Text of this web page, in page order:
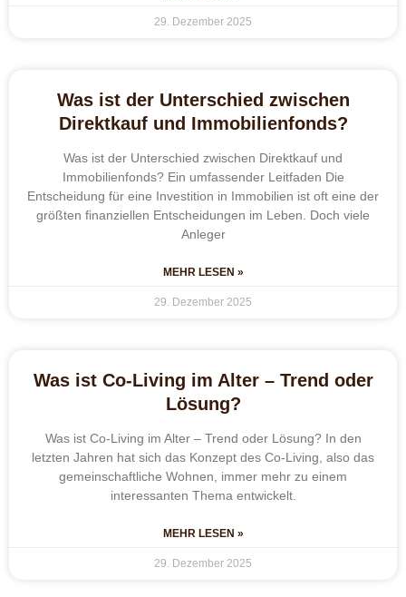
29. Dezember 2025
Was ist der Unterschied zwischen
Direktkauf und Immobilienfonds?
Was ist der Unterschied zwischen Direktkauf und
Immobilienfonds? Ein umfassender Leitfaden Die
Entscheidung für eine Investition in Immobilien ist oft eine der
größten finanziellen Entscheidungen im Leben. Doch viele
Anleger
MEHR LESEN »
29. Dezember 2025
Was ist Co-Living im Alter – Trend oder
Lösung?
Was ist Co-Living im Alter – Trend oder Lösung? In den
letzten Jahren hat sich das Konzept des Co-Living, also das
gemeinschaftliche Wohnen, immer mehr zu einem
interessanten Thema entwickelt.
MEHR LESEN »
29. Dezember 2025